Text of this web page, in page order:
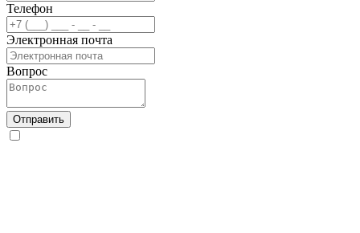
Телефон
Электронная почта
Вопрос
Отправить